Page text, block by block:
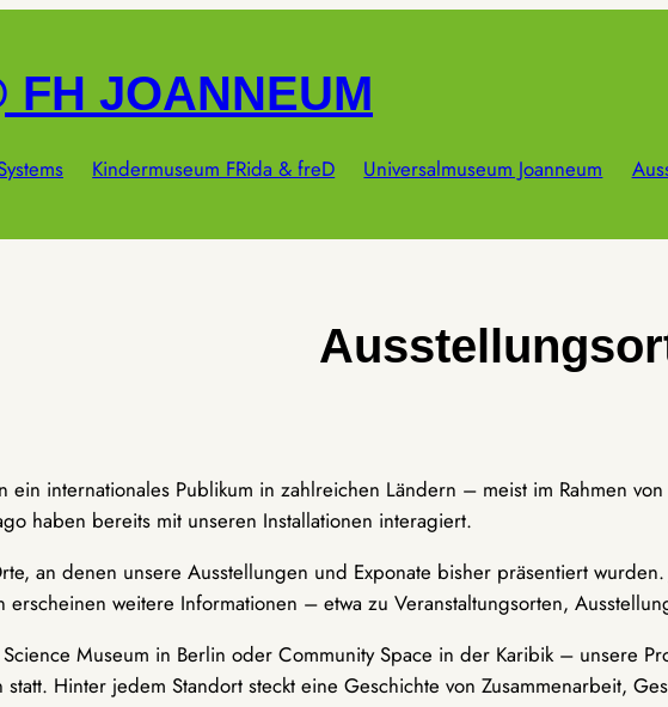
FH JOANNEUM
Kindermuseum FRida & freD Universalmuseum Joanneum
ein internationales Publikum in zahlreichen Ländern – meist im Rahmen
haben bereits mit unseren Installationen interagiert.
an denen unsere Ausstellungen und Exponate bisher präsentiert
erscheinen weitere Informationen – etwa zu Veranstaltungsorten,
Museum in Berlin oder Community Space in der Karibik – unsere
statt. Hinter jedem Standort steckt eine Geschichte von Zusammenarbeit,